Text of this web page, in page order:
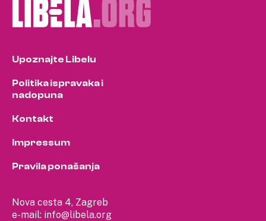
Nova cesta 4, Zagreb
e-mail: info@libela.org
Upoznajte Libelu
Politika ispravaka i
nadopuna
Kontakt
Impressum
Pravila ponašanja